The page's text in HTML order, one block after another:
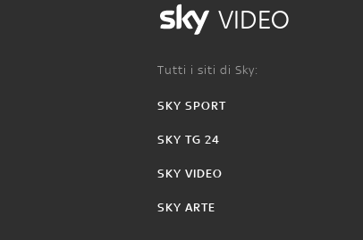
VIDEO
Tutti i siti di Sky:
SKY SPORT
SKY TG 24
SKY VIDEO
SKY ARTE